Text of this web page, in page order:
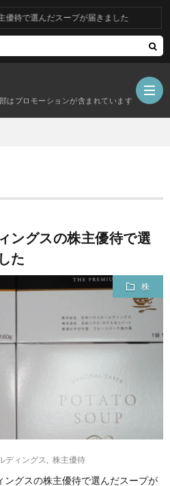
はプロモーションが含まれています
だスープが届きました
ングスの株主優待で選
た
株
ディングス 株主優待
グスの株主優待で選んだスープが